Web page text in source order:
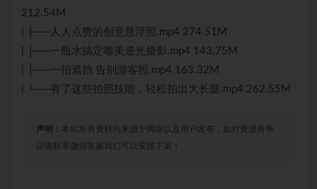
212.54M
| ├──人人点赞的创意悬浮照.mp4 274.51M
| ├──一瓶水搞定唯美逆光摄影.mp4 143.75M
| ├──一招遮挡 告别游客照.mp4 163.32M
| └──有了这些拍照技能，轻松拍出大长腿.mp4 262.55M
声明： 本站所有资料均来源于网络以及用户发布，如对资源有争
议请联系微信客服我们可以安排下架！